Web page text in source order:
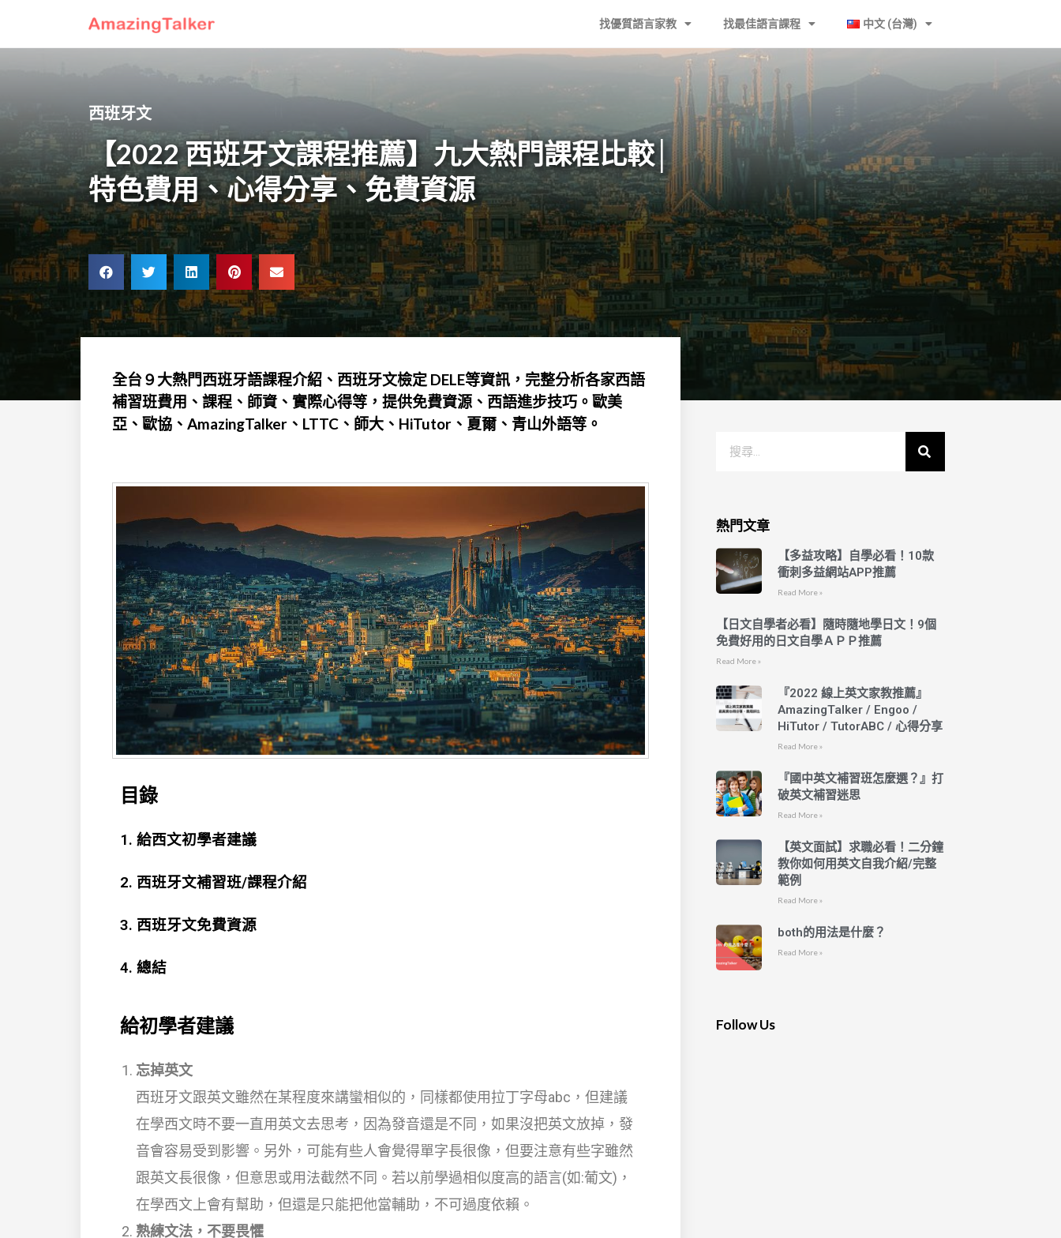
找優質語言家教 找最佳語言課程 中文 (台灣)
西班牙文
【2022 西班牙文課程推薦】九大熱門課程比較│
特色費用、心得分享、免費資源
全台９大熱門西班牙語課程介紹、西班牙文檢定 DELE等資訊，完整分析各家西語
補習班費用、課程、師資、實際心得等，提供免費資源、西語進步技巧。歐美
亞、歐協、AmazingTalker、LTTC、師大、HiTutor、夏爾、青山外語等。
目錄
1. 給西文初學者建議
2. 西班牙文補習班/課程介紹
3. 西班牙文免費資源
4. 總結
給初學者建議
忘掉英文
西班牙文跟英文雖然在某程度來講蠻相似的，同樣都使用拉丁字母abc，但建議
在學西文時不要一直用英文去思考，因為發音還是不同，如果沒把英文放掉，發
音會容易受到影響。另外，可能有些人會覺得單字長很像，但要注意有些字雖然
跟英文長很像，但意思或用法截然不同。若以前學過相似度高的語言(如:葡文)，
在學西文上會有幫助，但還是只能把他當輔助，不可過度依賴。
熟練文法，不要畏懼
熱門文章
【多益攻略】自學必看！10款
衝刺多益網站APP推薦
Read More »
【日文自學者必看】隨時隨地學日文！9個
免費好用的日文自學ＡＰＰ推薦
Read More »
『2022 線上英文家教推薦』
AmazingTalker / Engoo /
HiTutor / TutorABC / 心得分享
Read More »
『國中英文補習班怎麼選？』打
破英文補習迷思
Read More »
【英文面試】求職必看！二分鐘
教你如何用英文自我介紹/完整
範例
Read More »
both的用法是什麼？
Read More »
Follow Us